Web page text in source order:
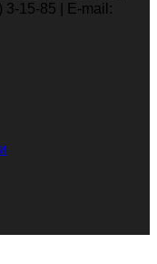
3-15-85 | E-mail: